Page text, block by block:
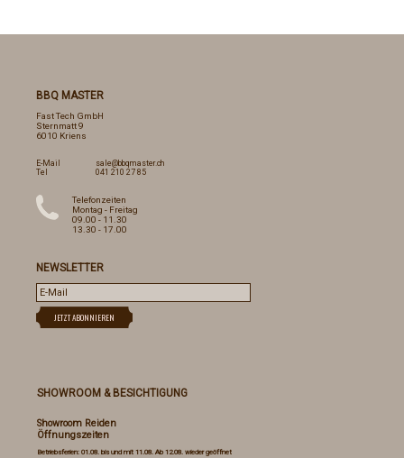
BBQ MASTER
Fast Tech GmbH
Sternmatt 9
6010 Kriens
E-Mail
sale@bbqmaster.ch
Tel
041 210 27 85
Telefonzeiten
Montag - Freitag
09.00 - 11.30
13.30 - 17.00
NEWSLETTER
SHOWROOM & BESICHTIGUNG
Showroom Reiden
Öffnungszeiten
Betriebsferien: 01.08. bis und mit 11.08. Ab 12.08. wieder geöffnet